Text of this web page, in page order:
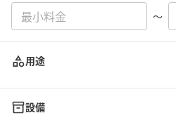
〜
用途
設備